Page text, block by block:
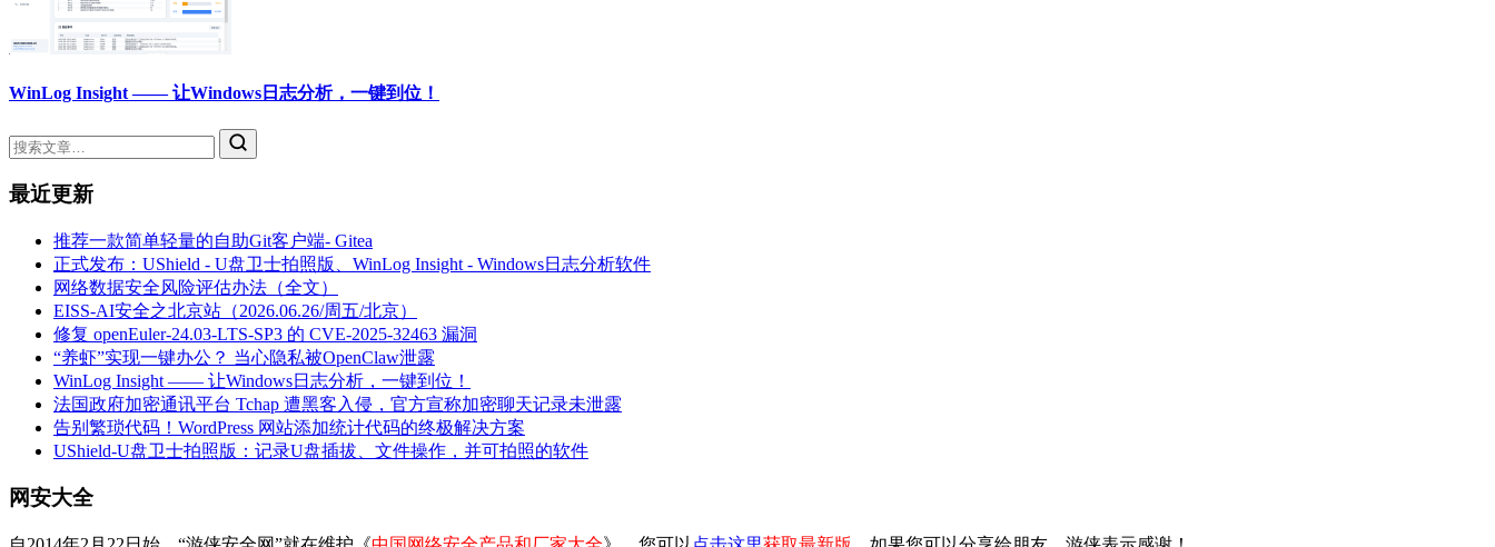
WinLog Insight —— 让Windows日志分析，一键到位！
最近更新
推荐一款简单轻量的自助Git客户端- Gitea
正式发布：UShield - U盘卫士拍照版、WinLog Insight - Windows日志分析软件
网络数据安全风险评估办法（全文）
EISS-AI安全之北京站（2026.06.26/周五/北京）
修复 openEuler-24.03-LTS-SP3 的 CVE-2025-32463 漏洞
“养虾”实现一键办公？ 当心隐私被OpenClaw泄露
WinLog Insight —— 让Windows日志分析，一键到位！
法国政府加密通讯平台 Tchap 遭黑客入侵，官方宣称加密聊天记录未泄露
告别繁琐代码！WordPress 网站添加统计代码的终极解决方案
UShield-U盘卫士拍照版：记录U盘插拔、文件操作，并可拍照的软件
网安大全